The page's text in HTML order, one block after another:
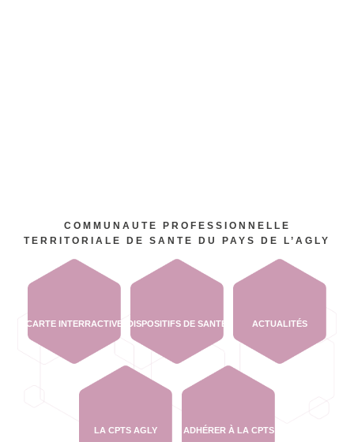
COMMUNAUTE PROFESSIONNELLE
TERRITORIALE DE SANTE DU PAYS DE L’AGLY
CARTE INTERRACTIVE DISPOSITIFS DE SANTÉ ACTUALITÉS
LA CPTS AGLY ADHÉRER À LA CPTS